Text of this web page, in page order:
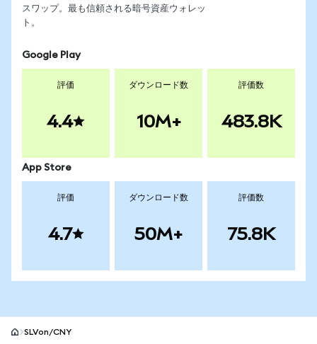
スワップ。最も信頼される暗号資産ウォレッ
ト。
Google Play
評価
4.4
ダウンロード数
10M+
評価数
483.8K
App Store
評価
4.7
ダウンロード数
50M+
評価数
75.8K
SLVon/CNY